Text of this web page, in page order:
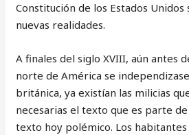
Constitución de los Estados Unidos
nuevas realidades.
A finales del siglo XVIII, aún antes
norte de América se
británica, ya existían las milicias
necesarias el texto que es parte de
texto hoy polémico. Los